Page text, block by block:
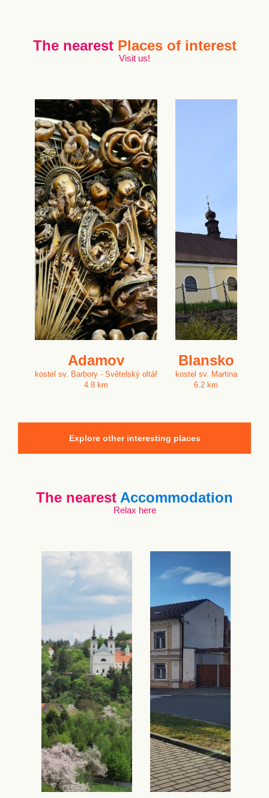
The nearest Places of interest
Visit us!
Adamov
kostel sv. Barbory - Světelský oltář
4.8 km
Blansko
kostel sv. Martina
6.2 km
Explore other interesting places
The nearest Accommodation
Relax here